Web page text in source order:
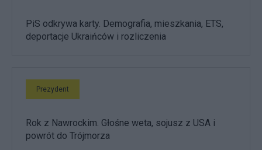
PiS odkrywa karty. Demografia, mieszkania, ETS,
deportacje Ukraińców i rozliczenia
Prezydent
Rok z Nawrockim. Głośne weta, sojusz z USA i
powrót do Trójmorza